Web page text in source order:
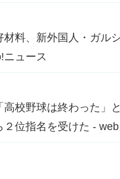
材料、新外国人・ガ
ニュース
高校野球は終わった
位指名を受けた -